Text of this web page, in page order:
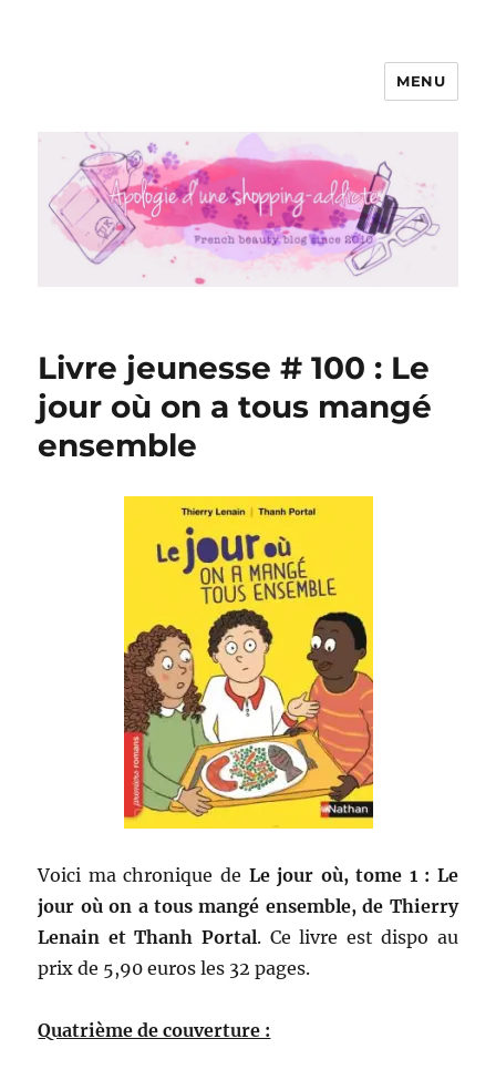
Apologie d'une Shopping-addicte
MENU
Livre jeunesse # 100 : Le
jour où on a tous mangé
ensemble
Voici ma chronique de Le jour où, tome 1 : Le
jour où on a tous mangé ensemble, de Thierry
Lenain et Thanh Portal. Ce livre est dispo au
prix de 5,90 euros les 32 pages.
Quatrième de couverture :